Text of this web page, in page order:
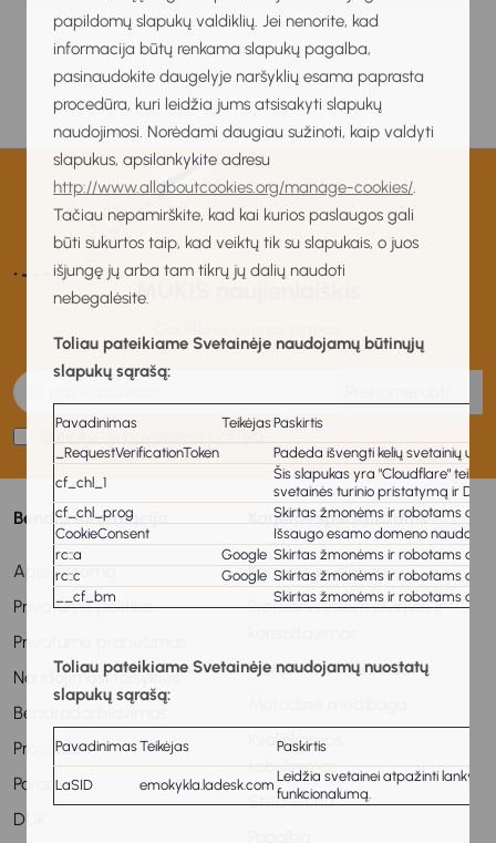
papildomų slapukų valdiklių. Jei nenorite, kad
informacija būtų renkama slapukų pagalba,
pasinaudokite daugelyje naršyklių esama paprasta
procedūra, kuri leidžia jums atsisakyti slapukų
naudojimosi. Norėdami daugiau sužinoti, kaip valdyti
slapukus, apsilankykite adresu
http://www.allaboutcookies.org/manage-cookies/.
Tačiau nepamirškite, kad kai kurios paslaugos gali
būti sukurtos taip, kad veiktų tik su slapukais, o juos
išjungę jų arba tam tikrų jų dalių naudoti
nebegalėsite.
Toliau pateikiame Svetainėje naudojamų būtinųjų
slapukų sąrašą:
Pavadinimas TeikėjasPaskirtis
_RequestVerificationToken
Padeda išvengti kelių svetainių
cf_chl_1
Šis slapukas yra "Cloudflare"
svetainės turinio pristatymą ir
cf_chl_prog
Skirtas žmonėms ir robotams
CookieConsent
Išsaugo esamo domeno
rc::a
Google Skirtas žmonėms ir robotams
rc::c
Google Skirtas žmonėms ir robotams
__cf_bm
Skirtas žmonėms ir robotams
Toliau pateikiame Svetainėje naudojamų nuostatų
slapukų sąrašą:
PavadinimasTeikėjas Paskirtis
LaSID emokykla.ladesk.com
Leidžia svetainei atpažinti
funkcionalumą.
MUKIS naujienlaiškis
Sutinku su privatumo politika
Bendra informacija
Apie sistemą
Privatumo politika
Privatumo pranešimas
Naudojimosi taisyklės
Bendradarbiavimas
Projektai
Parama
DUK
Karjeros specialistams
Karjeros paslaugos
Profesinis informavimas ir
Profesinis veiklinimas
Kvalifikacijos
tobulinimas
Stebėsena